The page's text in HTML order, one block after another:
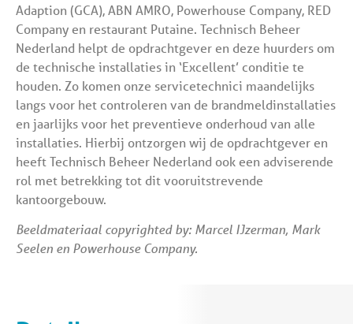
Adaption (GCA), ABN AMRO, Powerhouse Company, RED
Company en restaurant Putaine. Technisch Beheer
Nederland helpt de opdrachtgever en deze huurders om
de technische installaties in ‘Excellent’ conditie te
houden. Zo komen onze servicetechnici maandelijks
langs voor het controleren van de brandmeldinstallaties
en jaarlijks voor het preventieve onderhoud van alle
installaties. Hierbij ontzorgen wij de opdrachtgever en
heeft Technisch Beheer Nederland ook een adviserende
rol met betrekking tot dit vooruitstrevende
kantoorgebouw.
Beeldmateriaal copyrighted by: Marcel IJzerman, Mark
Seelen en Powerhouse Company.